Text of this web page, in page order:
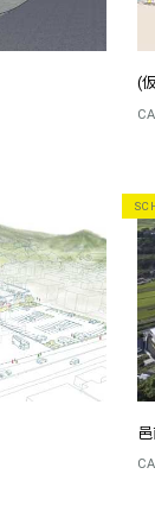
(